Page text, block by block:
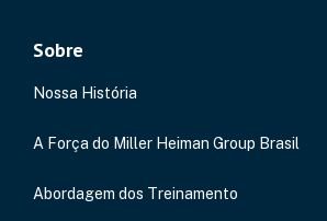
Sobre
Nossa História
A Força do Miller Heiman Group Brasil
Abordagem dos Treinamento